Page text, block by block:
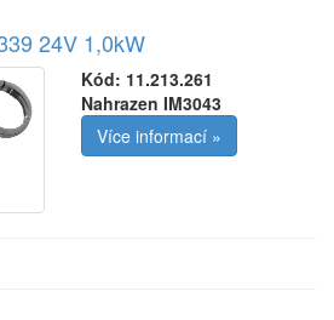
24V 1,0kW
Kód: 11.213.261
Nahrazen IM3043
Více informací »